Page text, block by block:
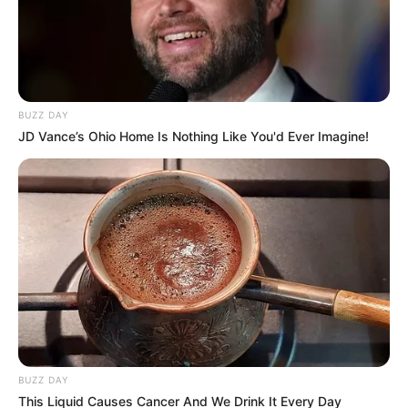
RCN RADIO
Bloqueos indígenas
Por:
Mateo Zapata Correa
Marzo 8, 2025
BUZZ DAY
JD Vance’s Ohio Home Is Nothing Like You'd Ever Imagine!
BUZZ DAY
This Liquid Causes Cancer And We Drink It Every Day